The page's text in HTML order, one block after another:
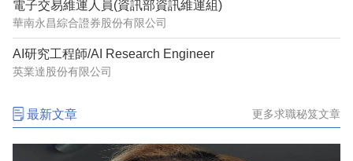
電子交易維運人員(資訊部資訊維運組)
華南永昌綜合證券股份有限公司
AI研究工程師/AI Research Engineer
英業達股份有限公司
最新文章 更多求職秘笈文章